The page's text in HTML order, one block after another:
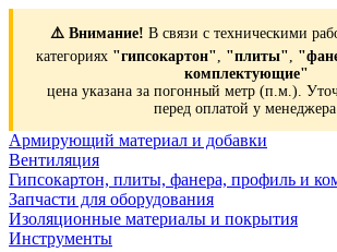
⚠️ Внимание! В связи с техническими
категориях "гипсокартон", "плиты",
комплектующие"
цена указана за погонный метр (п.м.).
перед оплатой у
Армирующий материал и добавки
Вентиляция
Гипсокартон, плиты, фанера, профиль и
Запчасти для оборудования
Изоляционные материалы и покрытия
Инструменты